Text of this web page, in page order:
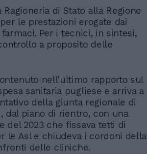
di Stato alla Regione
le prestazioni erogate dai
Per i tecnici, in sintesi,
a proposito delle
nell’ultimo rapporto sul
sanitaria pugliese e arriva a
della giunta regionale di
dal piano di rientro, con una
del 2023 che fissava tetti di
le Asl e chiudeva i cordoni della
delle cliniche.